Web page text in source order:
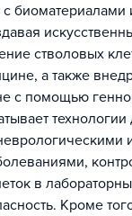
с биоматериалами
стволовых
а также
с помощью
в
Кроме